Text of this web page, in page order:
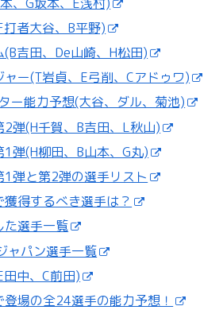
者大谷、B平野)
吉田、De山崎、H松田)
ー(T岩貞、E弓削、Cアドゥワ)
ー能力予想(大谷、ダル、菊池)
2弾(H千賀、B吉田、L秋山)
弾(H柳田、B山本、G丸)
1弾と第2弾の選手リスト
得するべき選手は？
た選手一覧
ャパン選手一覧
中、C前田)
場の全24選手の能力予想！